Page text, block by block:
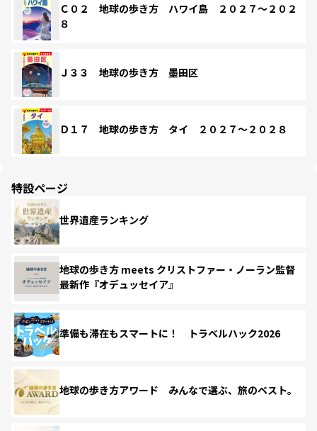
Ｃ０２ 地球の歩き方 ハワイ島 ２０２７～２０２
８
Ｊ３３ 地球の歩き方 墨田区
Ｄ１７ 地球の歩き方 タイ ２０２７～２０２８
特設ページ
世界遺産ランキング
地球の歩き方 meets クリストファー・ノーラン監督
最新作『オデュッセイア』
準備も滞在もスマートに！ トラベルハック2026
地球の歩き方アワード みんなで選ぶ、旅のベスト。